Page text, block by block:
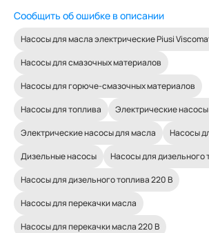
Сообщить об ошибке в описании
Насосы для масла электрические Piusi
Насосы для смазочных материалов
Насосы для горюче-смазочных материалов
Насосы для топлива
Электрические
Электрические насосы для масла
Насосы
Дизельные насосы
Насосы для дизельного
Насосы для дизельного топлива 220 В
Насосы для перекачки масла
Насосы для перекачки масла 220 В